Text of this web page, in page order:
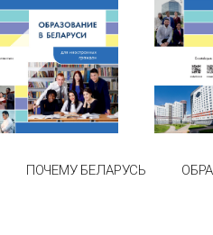
ПОЧЕМУ БЕЛАРУСЬ